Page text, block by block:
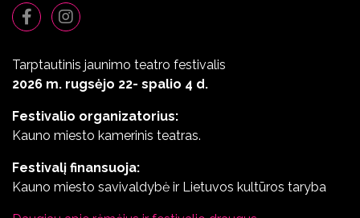
Tarptautinis jaunimo teatro festivalis
2026 m. rugsėjo 22- spalio 4 d.
Festivalio organizatorius:
Kauno miesto kamerinis teatras.
Festivalį finansuoja:
Kauno miesto savivaldybė ir Lietuvos kultūros taryba